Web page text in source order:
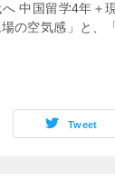
中国留学4年＋
の空気感」と
Tweet